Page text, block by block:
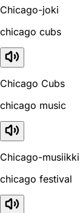
Chicago-joki
chicago cubs
Chicago Cubs
chicago music
Chicago-musiikki
chicago festival